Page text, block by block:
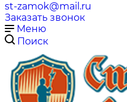
st-zamok@mail.ru
Заказать звонок
Меню
Поиск